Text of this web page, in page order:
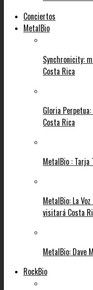
Conciertos
MetalBio
Synchronicity:
Costa Rica
Gloria
Costa Rica
MetalBio : Tarja
MetalBio: La
visitará Costa
MetalBio: Dave
RockBio